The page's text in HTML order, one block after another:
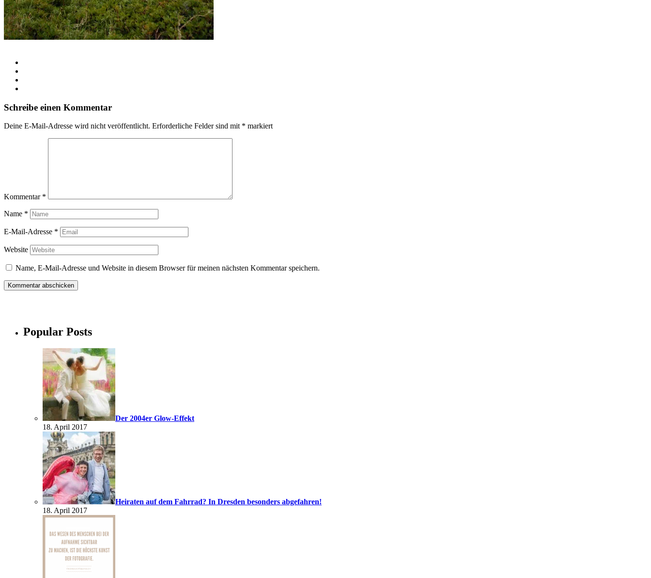
Schreibe einen Kommentar
Deine E-Mail-Adresse wird nicht veröffentlicht. Erforderliche Felder sind mit * markiert
Kommentar *
Name *
E-Mail-Adresse *
Website
Name, E-Mail-Adresse und Website in diesem Browser für meinen nächsten Kommentar speichern.
Popular Posts
Der 2004er Glow-Effekt
18. April 2017
Heiraten auf dem Fahrrad? In Dresden besonders abgefahren!
18. April 2017